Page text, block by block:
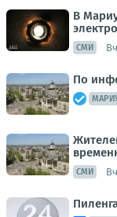
В
СМИ
По
СМИ